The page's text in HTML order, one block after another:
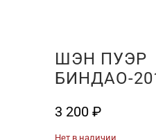
ШЭН ПУЭР
БИНДАО-
3 200 ₽
Нет в наличии